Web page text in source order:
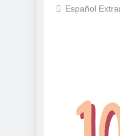
Español